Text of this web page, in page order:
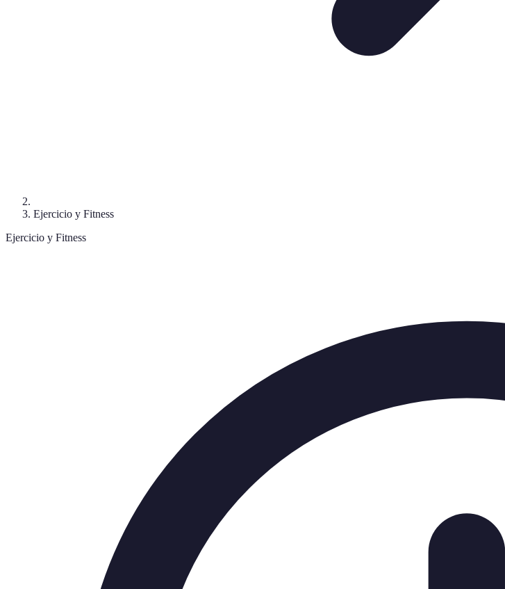
Ejercicio y Fitness
Ejercicio y Fitness